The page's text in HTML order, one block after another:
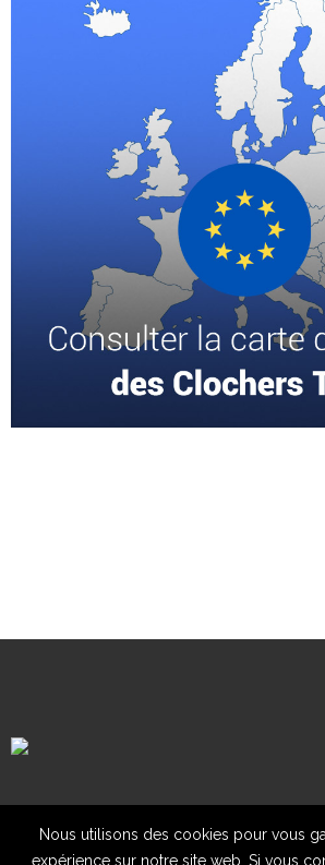
Nous utilisons des cookies pour vous
expérience sur notre site web. Si vous